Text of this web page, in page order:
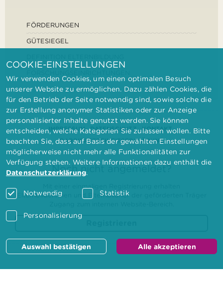
FÖRDERUNGEN
GÜTESIEGEL
IMPRESSUM DATENSCHUTZ
KONTAKT
BARRIEREFREIHEITSERKLÄRUNG
Noch nicht angemeldet?
Elternbilderinnen und Elternbildner der geförderten Träger
COOKIE-EINSTELLUNGEN
Wir verwenden Cookies, um einen optimalen Besuch
unserer Website zu ermöglichen. Dazu zählen Cookies, die
für den Betrieb der Seite notwendig sind, sowie solche die
zur Erstellung anonymer Statistiken oder zur Anzeige
personalisierter Inhalte genutzt werden. Sie können
entscheiden, welche Kategorien Sie zulassen wollen. Bitte
beachten Sie, dass auf Basis der gewählten Einstellungen
möglicherweise nicht mehr alle Funktionalitäten zur
Verfügung stehen. Weitere Informationen dazu enthält die
Datenschutzerklärung.
Notwendig Statistik
Personalisierung
Auswahl bestätigen Alle akzeptieren